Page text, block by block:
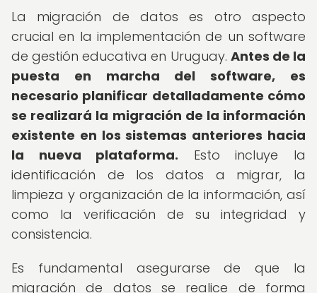
La migración de datos es otro aspecto
crucial en la implementación de un software
de gestión educativa en Uruguay. Antes de la
puesta en marcha del software, es
necesario planificar detalladamente cómo
se realizará la migración de la información
existente en los sistemas anteriores hacia
la nueva plataforma. Esto incluye la
identificación de los datos a migrar, la
limpieza y organización de la información, así
como la verificación de su integridad y
consistencia.
Es fundamental asegurarse de que la
migración de datos se realice de forma